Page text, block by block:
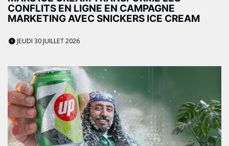
CONFLITS EN LIGNE EN CAMPAGNE
MARKETING AVEC SNICKERS ICE CREAM
JEUDI 30 JUILLET 2026